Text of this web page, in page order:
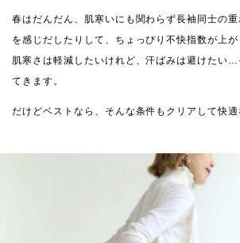
春はだんだん、肌寒いにも関わらず長袖同士の
を感じだしたりして、ちょっぴり不快指数が上が
肌寒さは軽減したいけれど、汗ばみは避けたい
てきます。
だけどベストなら、そんな条件もクリアして快適